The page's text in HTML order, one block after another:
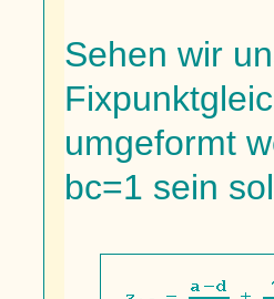
Sehen wir
umgeformt
bc=1 sein